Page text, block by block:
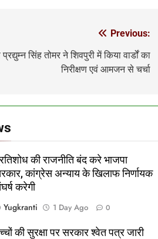
Previous:
प्रद्युम्न सिंह तोमर ने शिवपुरी में किया वार्डों का
निरीक्षण एवं आमजन से चर्चा
की राजनीति बंद करे भाजपा
कांग्रेस अन्याय के खिलाफ निर्णायक
करेगी
Yugkranti
1 Day Ago 0
की सुरक्षा पर सरकार श्वेत पत्र जारी